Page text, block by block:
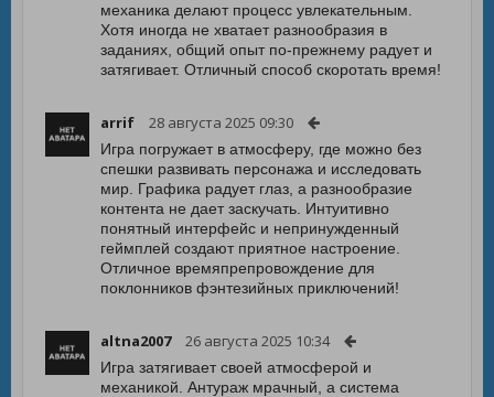
механика делают процесс увлекательным.
Хотя иногда не хватает разнообразия в
заданиях, общий опыт по-прежнему радует и
затягивает. Отличный способ скоротать время!
arrif 28 августа 2025 09:30
Игра погружает в атмосферу, где можно без
спешки развивать персонажа и исследовать
мир. Графика радует глаз, а разнообразие
контента не дает заскучать. Интуитивно
понятный интерфейс и непринужденный
геймплей создают приятное настроение.
Отличное времяпрепровождение для
поклонников фэнтезийных приключений!
altna2007 26 августа 2025 10:34
Игра затягивает своей атмосферой и
механикой. Антураж мрачный, а система